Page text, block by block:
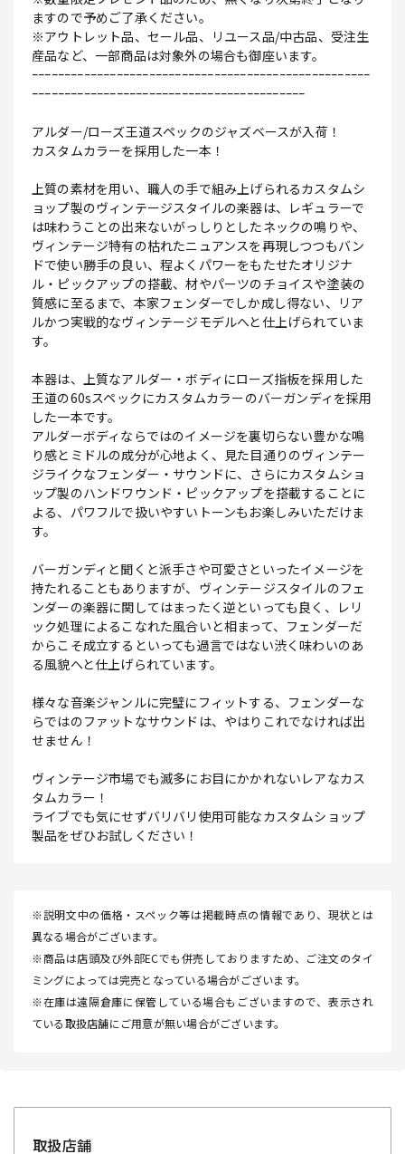
ますので予めご了承ください。
※アウトレット品、セール品、リユース品/中古品、受注生
産品など、一部商品は対象外の場合も御座います。
ｰｰｰｰｰｰｰｰｰｰｰｰｰｰｰｰｰｰｰｰｰｰｰｰｰｰｰｰｰｰｰｰｰｰｰｰｰｰｰｰｰｰｰｰｰｰｰｰｰｰｰｰ
ｰｰｰｰｰｰｰｰｰｰｰｰｰｰｰｰｰｰｰｰｰｰｰｰｰｰｰｰｰｰｰｰｰｰｰｰｰｰｰｰｰｰ
アルダー/ローズ王道スペックのジャズベースが入荷！
カスタムカラーを採用した一本！
上質の素材を用い、職人の手で組み上げられるカスタムシ
ョップ製のヴィンテージスタイルの楽器は、レギュラーで
は味わうことの出来ないがっしりとしたネックの鳴りや、
ヴィンテージ特有の枯れたニュアンスを再現しつつもバン
ドで使い勝手の良い、程よくパワーをもたせたオリジナ
ル・ピックアップの搭載、材やパーツのチョイスや塗装の
質感に至るまで、本家フェンダーでしか成し得ない、リア
ルかつ実戦的なヴィンテージモデルへと仕上げられていま
す。
本器は、上質なアルダー・ボディにローズ指板を採用した
王道の60sスペックにカスタムカラーのバーガンディを採用
した一本です。
アルダーボディならではのイメージを裏切らない豊かな鳴
り感とミドルの成分が心地よく、見た目通りのヴィンテー
ジライクなフェンダー・サウンドに、さらにカスタムショ
ップ製のハンドワウンド・ピックアップを搭載することに
よる、パワフルで扱いやすいトーンもお楽しみいただけま
す。
バーガンディと聞くと派手さや可愛さといったイメージを
持たれることもありますが、ヴィンテージスタイルのフェ
ンダーの楽器に関してはまったく逆といっても良く、レリ
ック処理によるこなれた風合いと相まって、フェンダーだ
からこそ成立するといっても過言ではない渋く味わいのあ
る風貌へと仕上げられています。
様々な音楽ジャンルに完璧にフィットする、フェンダーな
らではのファットなサウンドは、やはりこれでなければ出
せません！
ヴィンテージ市場でも滅多にお目にかかれないレアなカス
タムカラー！
ライブでも気にせずバリバリ使用可能なカスタムショップ
製品をぜひお試しください！
※説明文中の価格・スペック等は掲載時点の情報であり、現状とは
異なる場合がございます。
※商品は店頭及び外部ECでも併売しておりますため、ご注文のタイ
ミングによっては完売となっている場合がございます。
※在庫は遠隔倉庫に保管している場合もございますので、表示され
ている取扱店舗にご用意が無い場合がございます。
取扱店舗